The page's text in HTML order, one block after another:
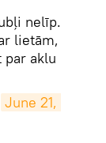
nelīp.
lietām,
par aklu
June 21,